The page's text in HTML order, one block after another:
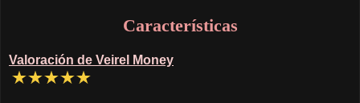
Características
Valoración de Veirel Money